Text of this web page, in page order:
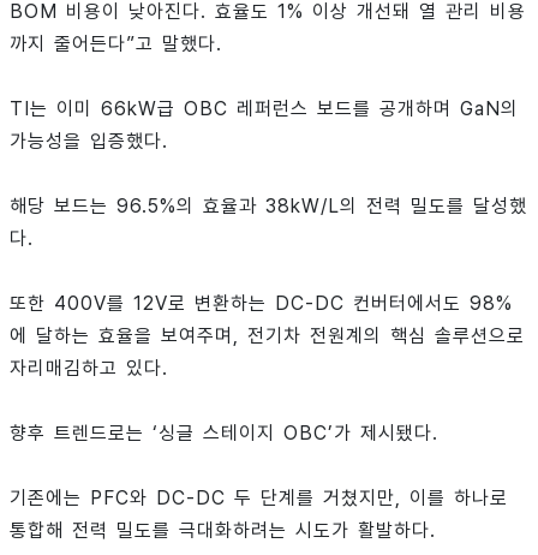
BOM 비용이 낮아진다. 효율도 1% 이상 개선돼 열 관리 비용
까지 줄어든다”고 말했다.
TI는 이미 66kW급 OBC 레퍼런스 보드를 공개하며 GaN의
가능성을 입증했다.
해당 보드는 96.5%의 효율과 38kW/L의 전력 밀도를 달성했
다.
또한 400V를 12V로 변환하는 DC-DC 컨버터에서도 98%
에 달하는 효율을 보여주며, 전기차 전원계의 핵심 솔루션으로
자리매김하고 있다.
향후 트렌드로는 ‘싱글 스테이지 OBC’가 제시됐다.
기존에는 PFC와 DC-DC 두 단계를 거쳤지만, 이를 하나로
통합해 전력 밀도를 극대화하려는 시도가 활발하다.